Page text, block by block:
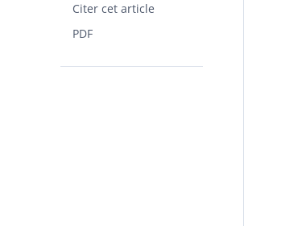
Citer cet article
PDF